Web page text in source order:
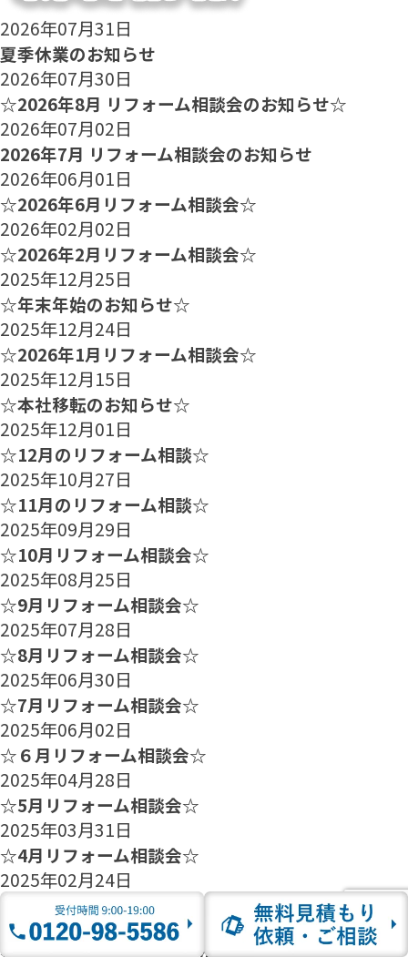
2026年07月31日
夏季休業のお知らせ
2026年07月30日
☆2026年8月 リフォーム相談会のお知らせ☆
2026年07月02日
2026年7月 リフォーム相談会のお知らせ
2026年06月01日
☆2026年6月リフォーム相談会☆
2026年02月02日
☆2026年2月リフォーム相談会☆
2025年12月25日
☆年末年始のお知らせ☆
2025年12月24日
☆2026年1月リフォーム相談会☆
2025年12月15日
☆本社移転のお知らせ☆
2025年12月01日
☆12月のリフォーム相談☆
2025年10月27日
☆11月のリフォーム相談☆
2025年09月29日
☆10月リフォーム相談会☆
2025年08月25日
☆9月リフォーム相談会☆
2025年07月28日
☆8月リフォーム相談会☆
2025年06月30日
☆7月リフォーム相談会☆
2025年06月02日
☆６月リフォーム相談会☆
2025年04月28日
☆5月リフォーム相談会☆
2025年03月31日
☆4月リフォーム相談会☆
2025年02月24日
☆3月リフォーム相談会☆
2025年01月27日